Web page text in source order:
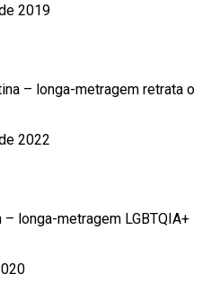
2019
– longa-metragem retrata o
2022
longa-metragem LGBTQIA+